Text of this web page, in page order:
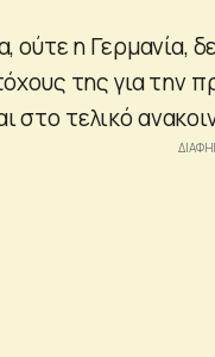
ούτε η Γερμανία,
της για την
στο τελικό